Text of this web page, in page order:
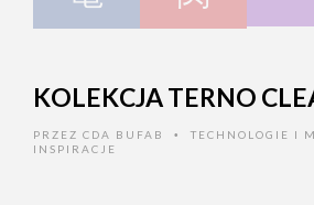
KOLEKCJA TERNO
PRZEZ CDA BUFAB • TECHNOLOGIE I
INSPIRACJE